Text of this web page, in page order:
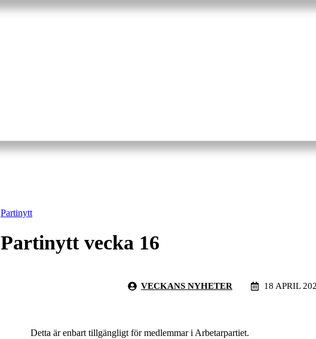
Partinytt
Partinytt vecka 16
VECKANS NYHETER 18 APRIL
Detta är enbart tillgängligt för medlemmar i Arbetarpartiet.